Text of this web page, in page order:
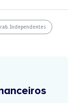
Independentes